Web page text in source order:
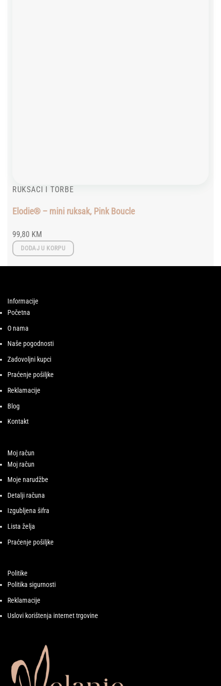
RUKSACI I TORBE
Elodie® – mini ruksak, Pink Boucle
99,80 KM
DODAJ U KORPU
Informacije
Početna
O nama
Naše pogodnosti
Zadovoljni kupci
Praćenje pošiljke
Reklamacije
Blog
Kontakt
Moj račun
Moj račun
Moje narudžbe
Detalji računa
Izgubljena šifra
Lista želja
Praćenje pošiljke
Politike
Politika sigurnosti
Reklamacije
Uslovi korištenja internet trgovine